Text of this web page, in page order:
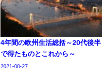
4年間の欧州生活総括～20代後半
で得たものとこれから～
2021-08-27